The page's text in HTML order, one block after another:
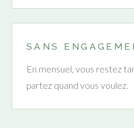
SANS
En mensuel, vous restez
partez quand vous voulez.